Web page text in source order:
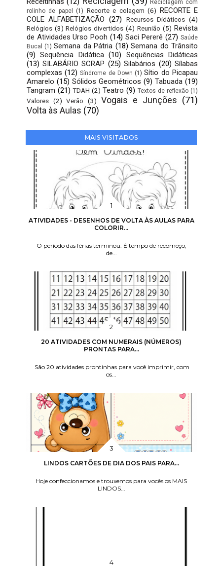
Reciclagem com
rolinho de papel
(1) Recorte e colagem (6) RECORTE E
COLE ALFABETIZAÇÃO (27) Recursos Didáticos (4)
Relógios (3) Relógios divertidos (4) Reunião (5) Revista
de Atividades Urso Pooh (14) Saci Pererê (27) Saúde
Bucal
(1) Semana da Pátria (18) Semana do Trânsito
(9) Sequência Didática (10)
Sequências Didáticas
(13) SILABÁRIO SCRAP (25) Silabários (20) Sílabas
complexas (12) Síndrome de Down (1) Sítio do Picapau
Amarelo (15) Sólidos Geométricos (9) Tabuada (19)
Tangram (21) TDAH (2) Teatro (9) Textos de reflexão (1)
Valores (2) Verão (3) Vogais e Junções (71)
Volta às Aulas (70)
MAIS VISITADOS
ATIVIDADES - DESENHOS DE VOLTA ÀS AULAS PARA
COLORIR...
O período das férias terminou. É tempo de recomeço,
de...
20 ATIVIDADES COM NUMERAIS (NÚMEROS)
PRONTAS PARA...
São 20 atividades prontinhas para você imprimir, com
os...
LINDOS CARTÕES DE DIA DOS PAIS PARA...
Hoje confeccionamos e trouxemos para vocês os MAIS
LINDOS...